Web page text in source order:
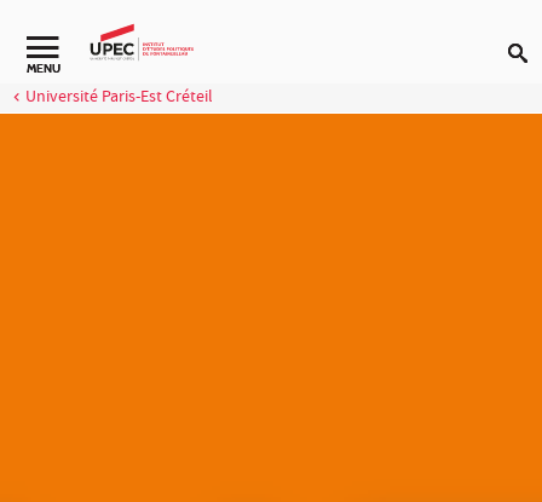
Aller au contenu
MENU
Université Paris-Est Créteil